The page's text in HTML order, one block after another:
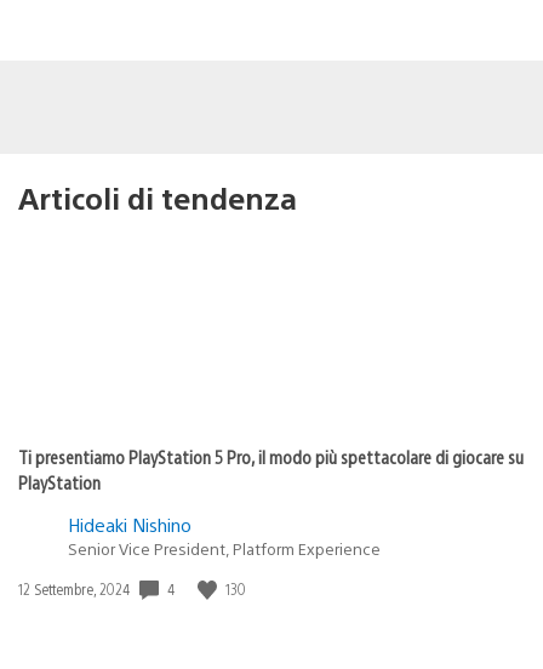
Articoli di tendenza
Ti presentiamo PlayStation 5 Pro, il modo più spettacolare di giocare su
PlayStation
Hideaki Nishino
Senior Vice President, Platform Experience
Data
12 Settembre, 2024 4 130